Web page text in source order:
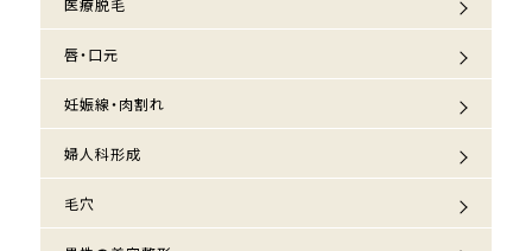
唇・口元
妊娠線・肉割れ
婦人科形成
毛穴